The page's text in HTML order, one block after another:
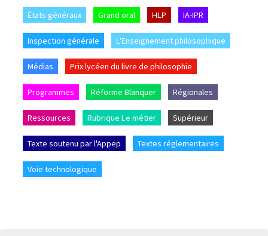
États généraux Grand oral HLP IA-IPR
Inspection générale L'Enseignement philosophique
Médias Prix lycéen du livre de philosophie
Programmes Réforme Blanquer Régionales
Ressources Rubrique Le métier Supérieur
Texte soutenu par l'Appep Textes réglementaires
Voie technologique